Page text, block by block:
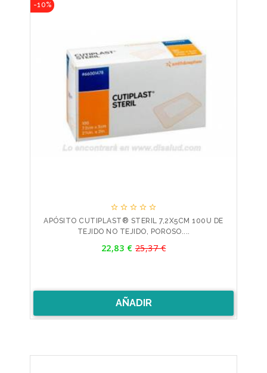
    
APÓSITO CUTIPLAST® STERIL 7,2X5CM 100U DE
TEJIDO NO TEJIDO, POROSO....
22,83 €Precio
25,37 €
-10%
AÑADIR